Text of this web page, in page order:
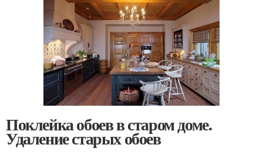
Поклейка обоев в старом доме.
Удаление старых обоев